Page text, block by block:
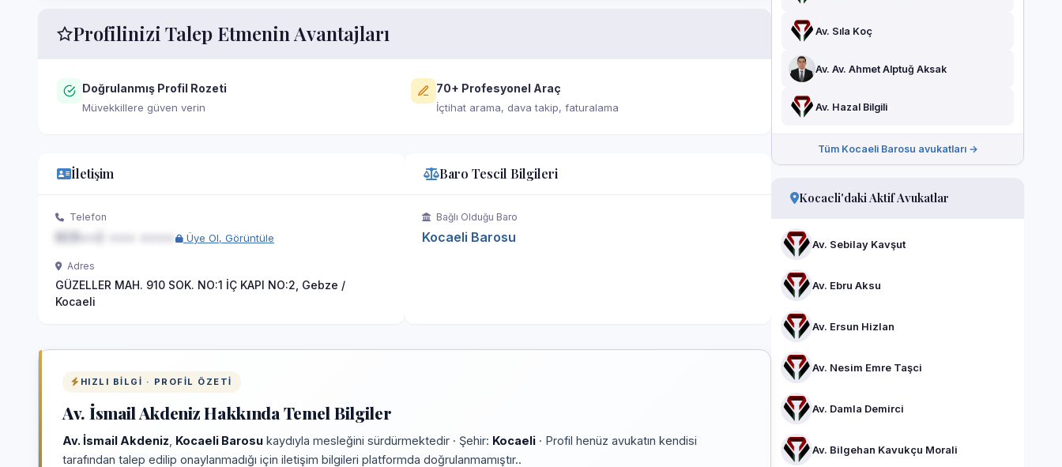
Profilinizi Talep Etmenin Avantajları
Doğrulanmış Profil Rozeti
Müvekkillere güven verin
70+ Profesyonel Araç
İçtihat arama, dava takip, faturalama
İletişim
Telefon
Üye Ol, Görüntüle
Adres
GÜZELLER MAH. 910 SOK. NO:1 İÇ KAPI NO:2, Gebze /
Kocaeli
Baro Tescil Bilgileri
Bağlı Olduğu Baro
Kocaeli Barosu
HIZLI BILGI · PROFIL ÖZETI
Av. İsmail Akdeniz Hakkında Temel Bilgiler
Av. İsmail Akdeniz Kocaeli Barosu kaydıyla mesleğini sürdürmektedir · Şehir: Kocaeli · Profil henüz avukatın kendisi
tarafından talep edilip onaylanmadığı için iletişim bilgileri platformda doğrulanmamıştır..
Av. Sıla Koç
Av. Av. Ahmet Alptuğ Aksak
Av. Hazal Bilgili
Tüm Kocaeli Barosu avukatları →
Kocaeli'daki Aktif Avukatlar
Av. Sebilay Kavşut
Av. Ebru Aksu
Av. Ersun Hizlan
Av. Nesim Emre Taşci
Av. Damla Demirci
Av. Bilgehan Kavukçu Morali